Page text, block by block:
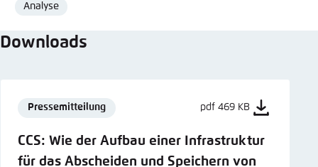
Format
Analyse
Downloads
Pressemitteilung pdf 469 KB
CCS: Wie der Aufbau einer Infrastruktur
für das Abscheiden und Speichern von